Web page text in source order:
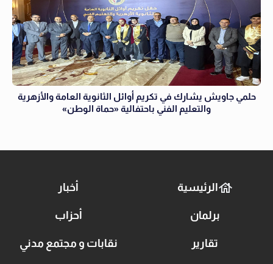
حلمي جاويش يشارك في تكريم أوائل الثانوية العامة والأزهرية
والتعليم الفني باحتفالية «حماة الوطن»
الرئيسية أخبار
برلمان أحزاب
تقارير نقابات و مجتمع مدني